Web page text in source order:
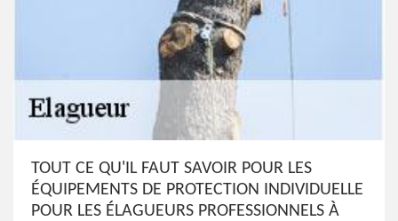
TOUT CE QU'IL FAUT SAVOIR POUR LES
ÉQUIPEMENTS DE PROTECTION INDIVIDUELLE
POUR LES ÉLAGUEURS PROFESSIONNELS À